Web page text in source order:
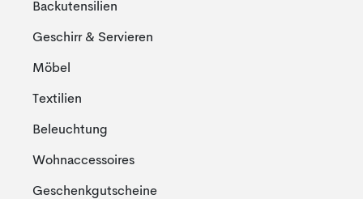
Backutensilien
Geschirr & Servieren
Möbel
Textilien
Beleuchtung
Wohnaccessoires
Geschenkgutscheine